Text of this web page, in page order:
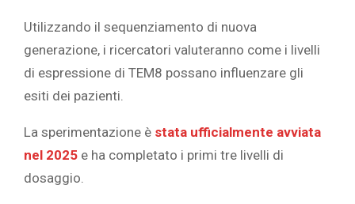
Utilizzando il sequenziamento di nuova
generazione, i ricercatori valuteranno come i livelli
di espressione di TEM8 possano influenzare gli
esiti dei pazienti.
La sperimentazione è stata ufficialmente avviata
nel 2025 e ha completato i primi tre livelli di
dosaggio.